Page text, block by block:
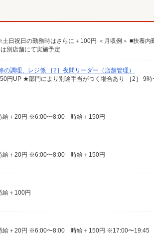
別店舗にて実施予定
調理、レジ係 ［2］夜間リーダー（店舗管理）
＋20円 ※6:00〜8:00 時給＋150円
＋20円 ※6:00〜8:00 時給＋150円
＋100円